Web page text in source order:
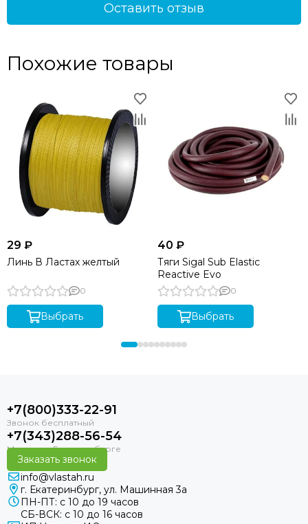
Оставить отзыв
Похожие товары
29 ₽
Линь В Ластах желтый
0
Выбрать
40 ₽
Тяги Sigal Sub Elastic
Reactive Evo
0
Выбрать
+7(800)333-22-91
+7(343)288-56-54
Заказать звонок
info@vlastah.ru
г. Екатеринбург, ул. Машинная 3а
ПН-ПТ: с 10 до 19 часов
СБ-ВСК: с 10 до 16 часов